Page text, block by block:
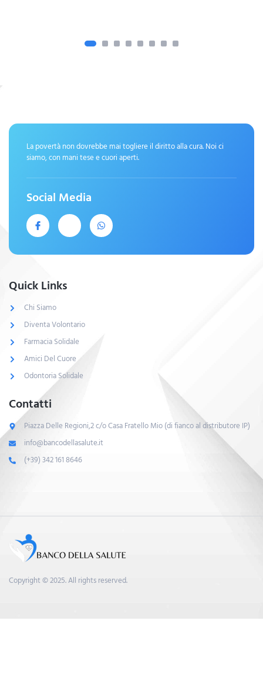
La povertà non dovrebbe mai togliere il diritto alla cura. Noi ci
siamo, con mani tese e cuori aperti.
Social Media
Quick Links
Chi Siamo
Diventa Volontario
Farmacia Solidale
Amici Del Cuore
Odontoria Solidale
Contatti
Piazza Delle Regioni,2 c/o Casa Fratello Mio (di fianco al distributore IP)
info@bancodellasalute.it
(+39) 342 161 8646
Copyright © 2025. All rights reserved.